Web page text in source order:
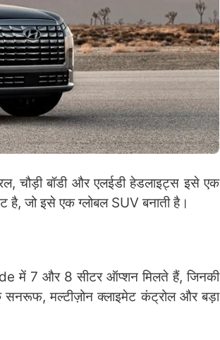
चौड़ी बॉडी और एलईडी हेडलाइट्स इसे एक
है, जो इसे एक ग्लोबल SUV बनाती है।
में 7 और 8 सीटर ऑप्शन मिलते हैं, जिनकी
सनरूफ, मल्टीज़ोन क्लाइमेट कंट्रोल और बड़ा